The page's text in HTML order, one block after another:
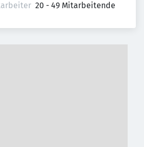
20 - 49 Mitarbeitende